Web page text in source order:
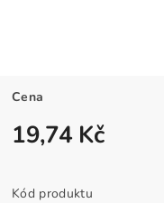
Cena
19,74 Kč
Kód produktu